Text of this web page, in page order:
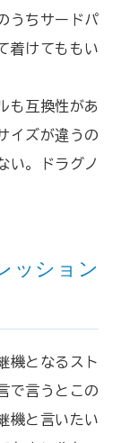
うちサードパ
着けてももい
も互換性があ
イズが違うの
い。ドラグノ
ッション
機となるスト
で言うとこの
機と言いたい